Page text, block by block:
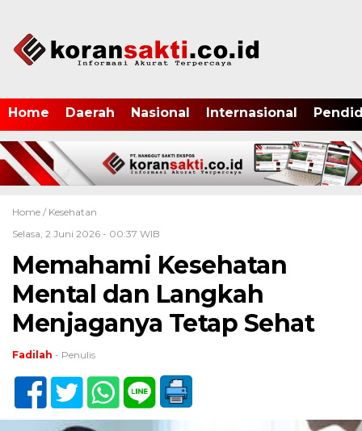
Home Daerah Nasional Internasional
Home / Kesehatan
Selasa, 2 Juni 2026 - 00:37 WIB
Memahami Kesehatan
Mental dan Langkah
Menjaganya Tetap Sehat
Fadilah - Penulis